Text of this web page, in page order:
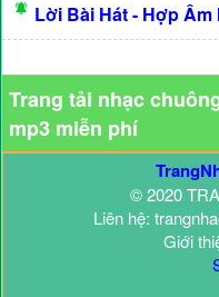
Lời Bài Hát - Hợp Âm
Trang tải nhạc
mp3 miễn phí
© 2020
Liên hệ:
Giới